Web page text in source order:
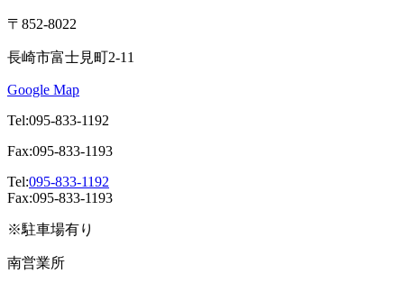
〒852-8022
長崎市富士見町2-11
Google Map
Tel:095-833-1192
Fax:095-833-1193
Tel:095-833-1192
Fax:095-833-1193
※駐車場有り
南営業所